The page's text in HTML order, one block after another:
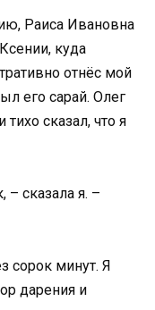
Раиса Ивановна
куда
отнёс мой
его сарай. Олег
сказал, что я
– сказала я. –
сорок минут. Я
дарения и